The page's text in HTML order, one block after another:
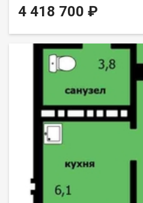
вдали от городской суеты, при
добраться до Взлетки или
развитая инфраструктура.
находятся поликлиника, школы,
магазины, салоны красоты,
Дворы Двор у домов
озеленение, подсветку, в жилом
спортивная площадки со всем
маленьких жильцов, так и
парковка.
4 418 700 ₽